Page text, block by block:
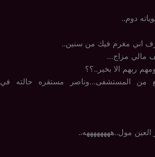
دوم..
اني مغرم فيك من سنين..
مالي مزاج…
ربهم الا بخير..؟؟
من المستشفى…وناصر مستقره حالته في
العين مول..ههههههههه..